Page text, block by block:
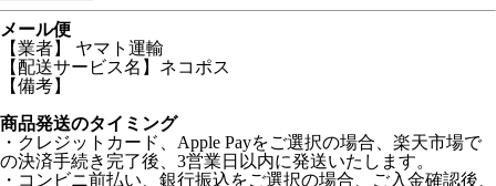
メール便
【業者】 ヤマト運輸
【配送サービス名】ネコポス
【備考】
商品発送のタイミング
・クレジットカード、Apple Payをご選択の場合、楽天市場で
の決済手続き完了後、3営業日以内に発送いたします。
・コンビニ前払い、銀行振込をご選択の場合、ご入金確認後、